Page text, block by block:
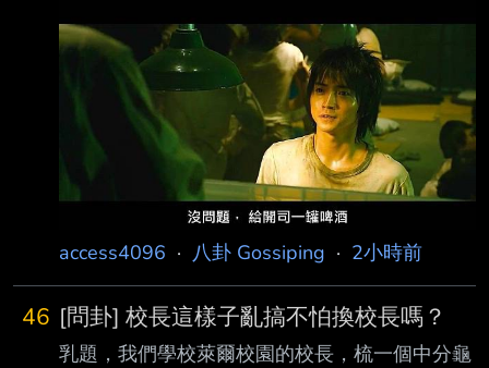
桌！日本「沉浸式賭場」安養院 93％長者更快
樂 4.完整新聞內文: 誰說長照中心只能像「老人
版的托兒所」？日本一間日間照護中心「Day
Service Las Vega s」，主打「沉浸式賭場」風
格，引入麻將、百家樂、柏青哥、德州撲克等各
式賭博遊戲， 讓爺爺奶奶們同樂一場。驚人的
是，光是接受三個月的照護，就有近93％長者表
access4096 · 八卦 Gossiping · 2小時前
46 [問卦] 校長這樣子亂搞不怕換校長嗎？
乳題，我們學校萊爾校園的校長，梳一個中分龜